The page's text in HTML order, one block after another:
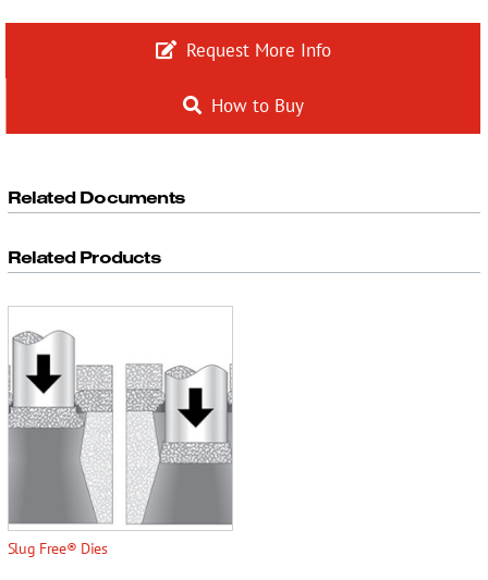
Request More Info
How to Buy
Related Documents
Related Products
Slug Free® Dies